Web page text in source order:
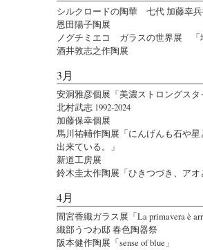
シルクロードの陶華 七代 加藤幸
恩田陽子陶展
ノグチミエコ ガラスの世界展 「
酒井敦志之作陶展
3月
安洞雅彦個展「美濃ストロングスタ
北村武志 1992-2024
加藤保幸個展
馬川祐輔作陶展「にんげんも石や
出来ている。」
新道工房展
鈴木圭太作陶展「ひきつづき、アオ
4月
間宮香織ガラス展「La primavera è
織部うつわ邸 春色陶器祭
阪本健作陶展「sense of blue」